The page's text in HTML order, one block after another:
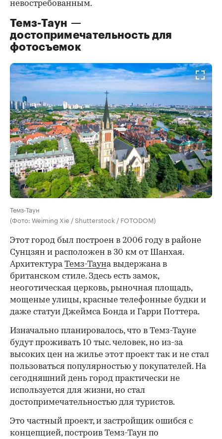
невостребованным.
Темз-Таун —
достопримечательность для
фотосъемок
Темз-Таун
(Фото: Weiming Xie / Shutterstock / FOTODOM)
Этот город был построен в 2006 году в районе
Сунцзян и расположен в 30 км от Шанхая.
АрхитектураТемз-Тауна выдержана в
британском стиле. Здесь есть замок,
неоготическая церковь, рыночная площадь,
мощеные улицы, красные телефонные будки и
даже статуи Джеймса Бонда и Гарри Поттера.
Изначально планировалось, что в Темз-Тауне
будут проживать 10 тыс. человек, но из-за
высоких цен на жилье этот проект так и не стал
пользоваться популярностью у покупателей. На
сегодняшний день город практически не
используется для жизни, но стал
достопримечательностью для туристов.
Это частный проект, и застройщик ошибся с
концепцией, построив Темз-Таун по